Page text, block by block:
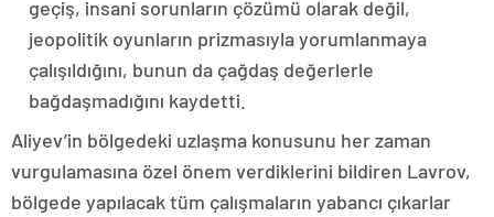
geçiş, insani sorunların çözümü olarak değil,
jeopolitik oyunların prizmasıyla yorumlanmaya
çalışıldığını, bunun da çağdaş değerlerle
bağdaşmadığını kaydetti.
Aliyev’in bölgedeki uzlaşma konusunu her zaman
vurgulamasına özel önem verdiklerini bildiren Lavrov,
bölgede yapılacak tüm çalışmaların yabancı çıkarlar